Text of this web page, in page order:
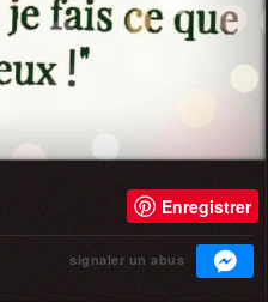
Enregistrer
signaler un abus